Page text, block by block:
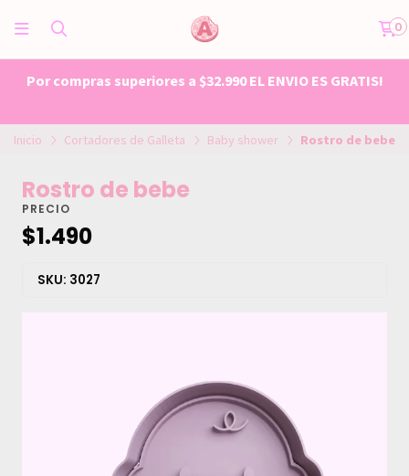
0
Por compras superiores a $32.990 EL ENVIO ES GRATIS!
Inicio Cortadores de Galleta Baby shower Rostro de bebe
Rostro de bebe
PRECIO
$1.490
SKU: 3027